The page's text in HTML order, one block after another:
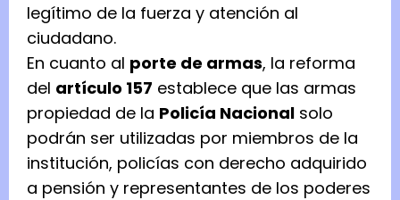
legítimo de la fuerza y atención al
ciudadano.
En cuanto al porte de armas, la reforma
del artículo 157 establece que las armas
propiedad de la Policía Nacional solo
podrán ser utilizadas por miembros de la
institución, policías con derecho adquirido
a pensión y representantes de los poderes